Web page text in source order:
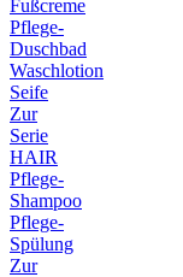
Fußcreme
Pflege-
Duschbad
Waschlotion
Seife
Zur
Serie
HAIR
Pflege-
Shampoo
Pflege-
Spülung
Zur